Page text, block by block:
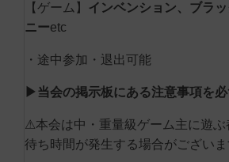
【ゲーム】 インベンション、 ブラ
ニーetc
・途中参加・退出可能
▶当会の掲示板にある注意事項を
⚠本会は中・重量級ゲーム主に遊
待ち時間が発生する場合がござい